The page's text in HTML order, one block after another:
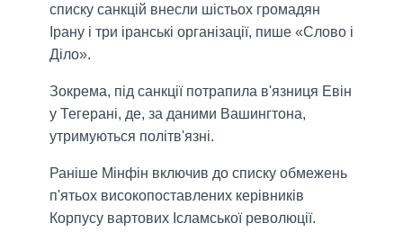
списку санкцій внесли шістьох громадян
Ірану і три іранські організації, пише «Слово і
Діло».
Зокрема, під санкції потрапила в'язниця Евін
у Тегерані, де, за даними Вашингтона,
утримуються політв'язні.
Раніше Мінфін включив до списку обмежень
п'ятьох високопоставлених керівників
Корпусу вартових Ісламської революції.